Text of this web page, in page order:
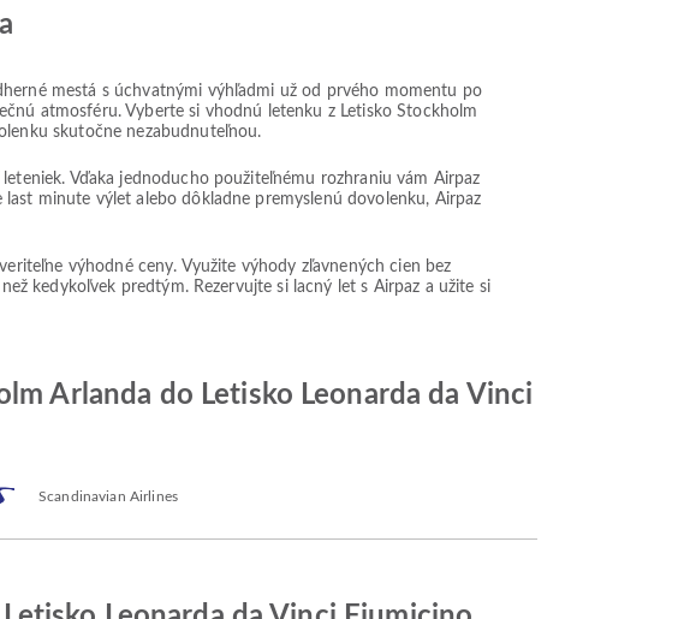
mestá s úchvatnými výhľadmi už od prvého momentu po
atmosféru. Vyberte si vhodnú letenku z Letisko Stockholm
skutočne nezabudnuteľnou.
Vďaka jednoducho použiteľnému rozhraniu vám Airpaz
minute výlet alebo dôkladne premyslenú dovolenku, Airpaz
výhodné ceny. Využite výhody zľavnených cien bez
kedykoľvek predtým. Rezervujte si lacný let s Airpaz a užite si
Arlanda do Letisko Leonarda da Vinci
Scandinavian Airlines